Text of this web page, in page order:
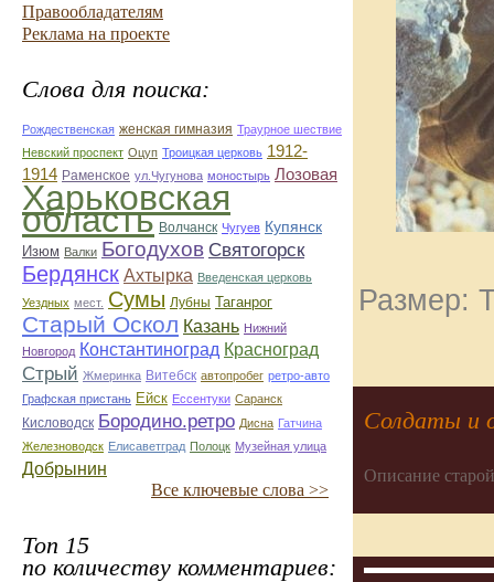
Правообладателям
Реклама на проекте
Слова для поиска:
Рождественская женская гимназия Траурное шествие
Невский проспект Оцуп Троицкая церковь 1912-
1914 Раменское ул.Чугунова моностырь Лозовая
Харьковская
область Волчанск Чугуев Купянск
Изюм Валки Богодухов Святогорск
Бердянск Ахтырка Введенская церковь
Уездных мест. Сумы Лубны Таганрог
Старый Оскол Казань Нижний
Новгород Константиноград Красноград
Стрый Жмеринка Витебск автопробег ретро-авто
Графская пристань Ейск Ессентуки Саранск
Кисловодск Бородино.ретро Дисна Гатчина
Железноводск Елисаветград Полоцк Музейная улица
Добрынин
Все ключевые слова >>
Топ 15
по количеству комментариев:
Размер:
Солдаты и
Описание